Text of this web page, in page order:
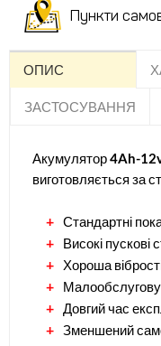
Пункти
ОПИС
ЗАСТОСУВАННЯ
Акумулятор4Ah-
виготовляється за
Стандартні
Високі пускові
Хороша
Довгий час
Зменшений